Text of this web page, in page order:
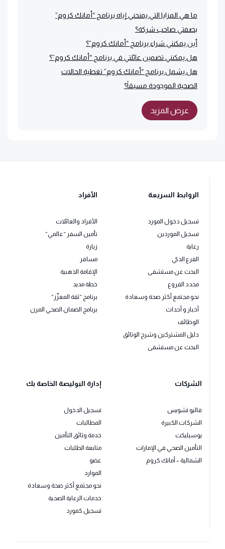
ما هي المزايا التي يمنحني إياه برنامج “أمانك كروم”
بصفتي صاحب شركة؟
أين يمكنني شراء برنامج “أمانك كروم”؟
هل يمكنني تضمين عائلتي في برنامج “أمانك كروم”؟
هل يشمل برنامج “أمانك كروم” تغطية الحالات
الصحية الموجودة مسبقاً؟
عرض المزيد
الروابط السريعة
تسجيل دخول المورد
تسجيل الموردين
رعاية
الفرع الذكي
البحث عن مستشفى
محدد الفروع
نحو مجتمع أكثر صحة وسعادة
أخبار و أحداث
الوظائف
دليل المشتركين وشرح الوثائق
البحث عن مستشفى
الأفراد
الأفراد والعائلات
تأمين السفر “عالمي”
زيارة
مسافر
الإقامة الذهبية
خطة مديد
برنامج “ثقة المعزّز”
برنامج الضمان الصحي المرن
الشركات
فاليو تشويس
الشركات الكبيرة
يوسيليكت
التأمين الصحي في الإمارات
الشمالية – أمانك كروم
إدارة البوليصة الخاصة بك
تسجيل الدخول
المطالبات
خدمة وثائق التأمين
متابعة الطلبات
عضو
الموارد
نحو مجتمع أكثر صحة وسعادة
خدمات الرعاية الصحية
تسجيل كمورد